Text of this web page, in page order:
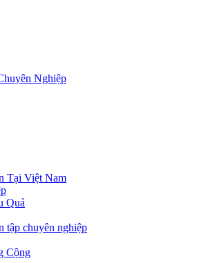
Nghiệp
Tại Việt Nam
Quả
tập chuyên nghiệp
Cộng